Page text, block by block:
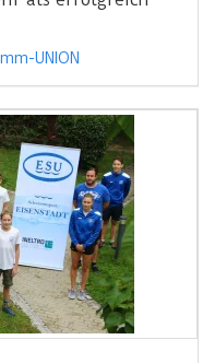
UNION